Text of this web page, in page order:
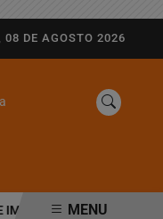
08 DE AGOSTO 2026
NAS MAQUININHAS
MENU